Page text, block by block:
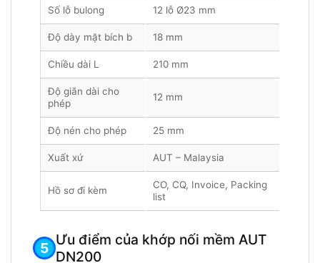
Số lỗ bulong 12 lỗ Ø23 mm
Độ dày mặt bích b 18 mm
Chiều dài L 210 mm
Độ giãn dài cho
phép
12 mm
Độ nén cho phép 25 mm
Xuất xứ AUT – Malaysia
Hồ sơ đi kèm
CO, CQ, Invoice, Packing
list
Ưu điểm của khớp nối mềm AUT
DN200